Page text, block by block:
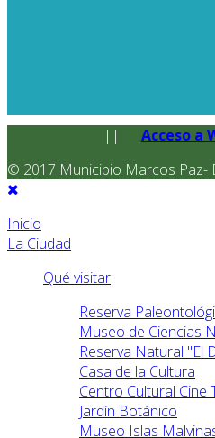
|| Acceso a
© 2017 Municipio Marcos Paz-
Inicio
La Ciudad
Qué visitar
Reserva
Museo de Ciencias
Reserva Natural "El
Casa de la Cultura
Centro Cultural Cine
Jardín Botánico
Museo Islas